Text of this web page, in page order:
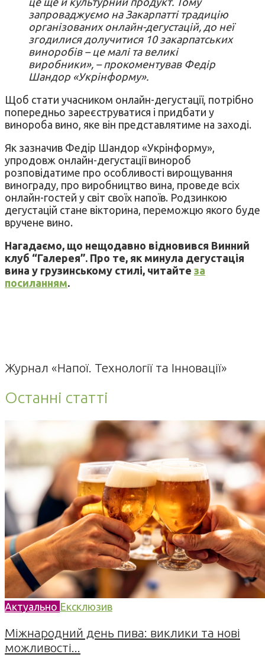
запроваджуємо на Закарпатті традицію
організованих онлайн-дегустацій, до неї
згодилися долучитися 10 закарпатських
виноробів – це малі та великі
виробники», – прокоментував Федір
Шандор «Укрінформу».
Щоб стати учасником онлайн-дегустації, потрібно
попередньо зареєструватися і придбати у
винороба вино, яке він представлятиме на заході.
Як зазначив Федір Шандор «Укрінформу»,
упродовж онлайн-дегустації винороб
розповідатиме про особливості вирощування
винограду, про виробництво вина, проведе всіх
онлайн-гостей у світ своїх напоїв. Родзинкою
дегустацій стане вікторина, переможцю якого буде
вручене вино.
Нагадаємо, що нещодавно відновився Винний
клуб “Галерея”. Про те, як минула дегустація
вина у грузинському стилі, читайте за
посиланням.
Журнал «Напої. Технології та Інновації»
Останні статті
Актуально Ексклюзив
Міжнародний день пива: виклики та нові
можливості...